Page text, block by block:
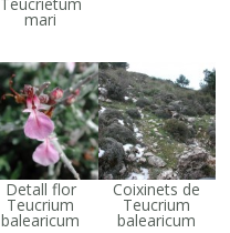
mari
Detall flor
Teucrium
balearicum
Coixinets de
Teucrium
balearicum